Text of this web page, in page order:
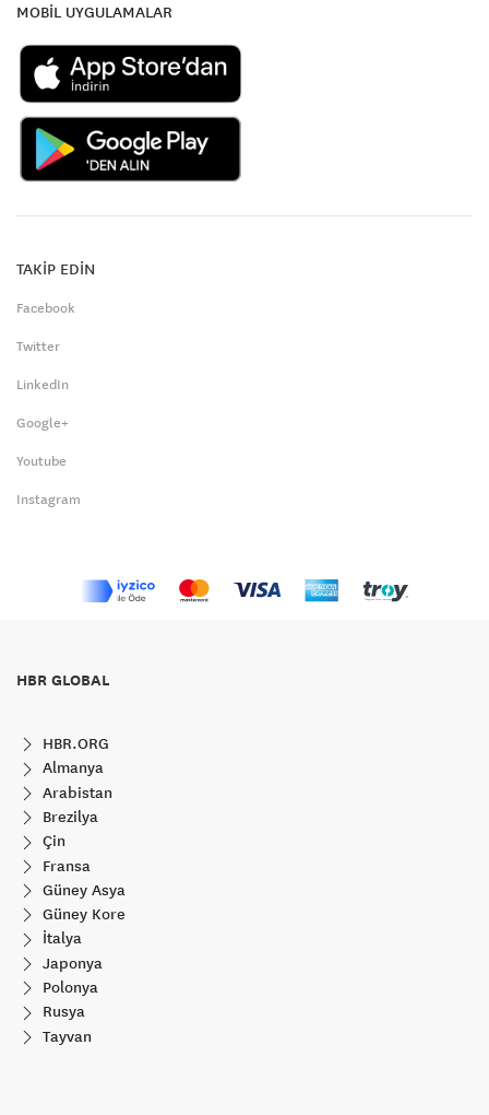
MOBİL UYGULAMALAR
TAKİP EDİN
Facebook
Twitter
LinkedIn
Google+
Youtube
Instagram
HBR GLOBAL
HBR.ORG
Almanya
Arabistan
Brezilya
Çin
Fransa
Güney Asya
Güney Kore
İtalya
Japonya
Polonya
Rusya
Tayvan